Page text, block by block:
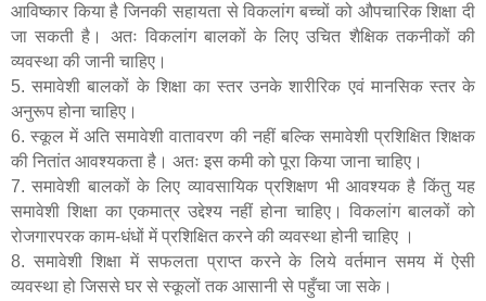
आविष्कार किया है जिनकी सहायता से विकलांग बच्चों को औपचारिक शिक्षा दी
जा सकती है। अतः विकलांग बालकों के लिए उचित शैक्षिक तकनीकों की
व्यवस्था की जानी चाहिए।
5. समावेशी बालकों के शिक्षा का स्तर उनके शारीरिक एवं मानसिक स्तर के
अनुरूप होना चाहिए।
6. स्कूल में अति समावेशी वातावरण की नहीं बल्कि समावेशी प्रशिक्षित शिक्षक
की नितांत आवश्यकता है। अतः इस कमी को पूरा किया जाना चाहिए।
7. समावेशी बालकों के लिए व्यावसायिक प्रशिक्षण भी आवश्यक है किंतु यह
समावेशी शिक्षा का एकमात्र उद्देश्य नहीं होना चाहिए। विकलांग बालकों को
रोजगारपरक काम-धंधों में प्रशिक्षित करने की व्यवस्था होनी चाहिए ।
8. समावेशी शिक्षा में सफलता प्राप्त करने के लिये वर्तमान समय में ऐसी
व्यवस्था हो जिससे घर से स्कूलों तक आसानी से पहुँचा जा सके।